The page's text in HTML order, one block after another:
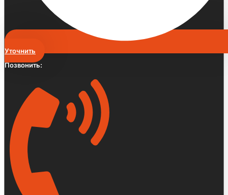
Уточнить
Позвонить: